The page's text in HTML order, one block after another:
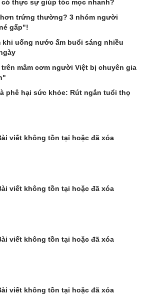
thực sự giúp tóc mọc nhanh?
trứng thường? 3 nhóm người
gấp"!
khi uống nước ấm buổi sáng nhiều
mâm cơm người Việt bị chuyên gia
phê hại sức khỏe: Rút ngắn tuổi thọ
viết không tồn tại hoặc đã xóa
viết không tồn tại hoặc đã xóa
viết không tồn tại hoặc đã xóa
viết không tồn tại hoặc đã xóa